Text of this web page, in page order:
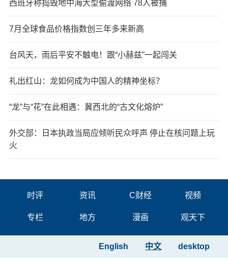
西班牙称捣毁地中海大型偷渡网络 78人被捕
7月全球食品价格指数创三年多来新高
台风天，雨后平安不触电！跟“小赫兹”一起闯关
礼出红山：龙如何成为中国人的精神坐标？
“龙”与“花”在此相遇：冀西北的“古文化熔炉”
外交部：日本执政当局应倾听民众呼声 停止在核问题上玩
火
时评 资讯 C财经 视频
专栏 地方 漫画 观天下
desktop
中文
English